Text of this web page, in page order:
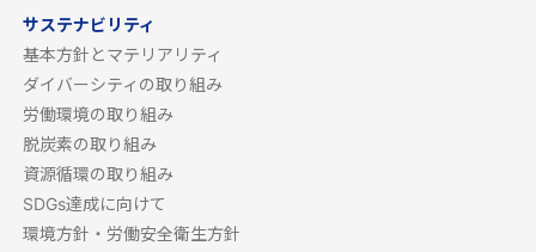
サステナビリティ
基本方針とマテリアリティ
ダイバーシティの取り組み
労働環境の取り組み
脱炭素の取り組み
資源循環の取り組み
SDGs達成に向けて
環境方針・労働安全衛生方針